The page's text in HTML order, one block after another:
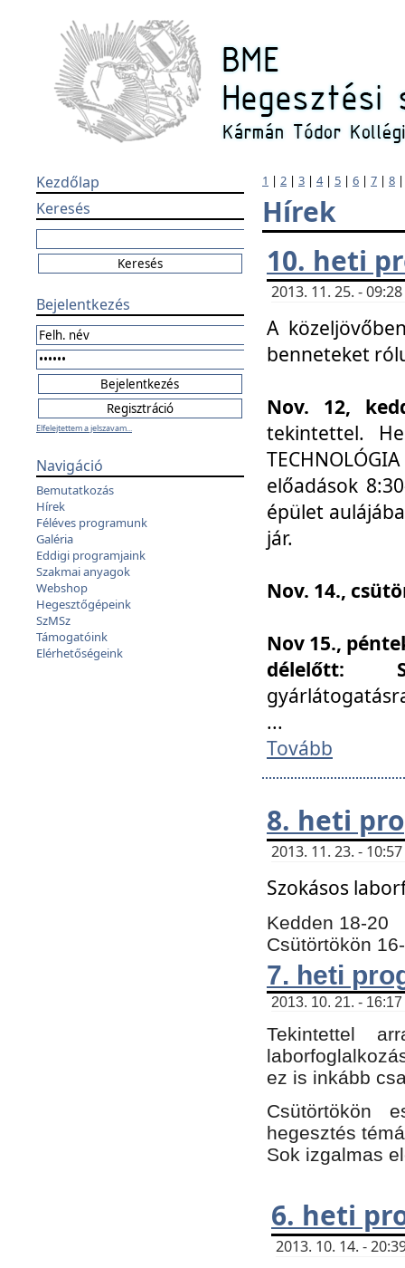
Kezdőlap
Keresés
Bejelentkezés
Elfelejtettem a jelszavam...
Navigáció
Bemutatkozás
Hírek
Féléves programunk
Galéria
Eddigi programjaink
Szakmai anyagok
Webshop
Hegesztőgépeink
SzMSz
Támogatóink
Elérhetőségeink
1 | 2 | 3 | 4| 5 | 6 | 7 | 8
Hírek
10. heti
2013. 11. 25. -
A
benneteket
Nov. 12,
tekintettel.
előadások
épület
jár.
Nov. 14.,
Nov 15.,
délelőtt:
...
Tovább
8. heti
2013. 11. 23. -
Szokásos
Kedden 18-20
Csütörtökön
7. heti
2013. 10. 21. -
Tekintettel
ez is inkább
Csütörtökön
hegesztés
Sok izgalmas
6. heti
2013. 10. 14. -